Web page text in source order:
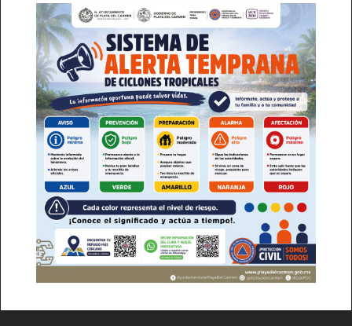
SUSCRÍBETE AHORA
Empresa
Nosotros
Política de privacidad
DARME DE ALTA
He leído y acepto laPolítica de Privacidad.